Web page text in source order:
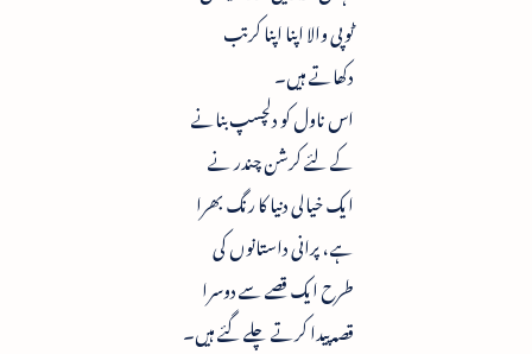
ٹوپی والا اپنا اپنا کرتب
دکھاتے ہیں۔
اس ناول کو دلچسپ بنانے
کے لئے کرشن چندر نے
ایک خیالی دنیا کا رنگ بھرا
ہے ، پرانی داستانوں کی
طرح ایک قصے سے دوسرا
قصہ پیدا کرتے چلے گئے ہیں۔